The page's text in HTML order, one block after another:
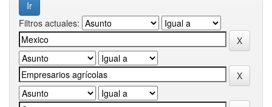
Filtros actuales: